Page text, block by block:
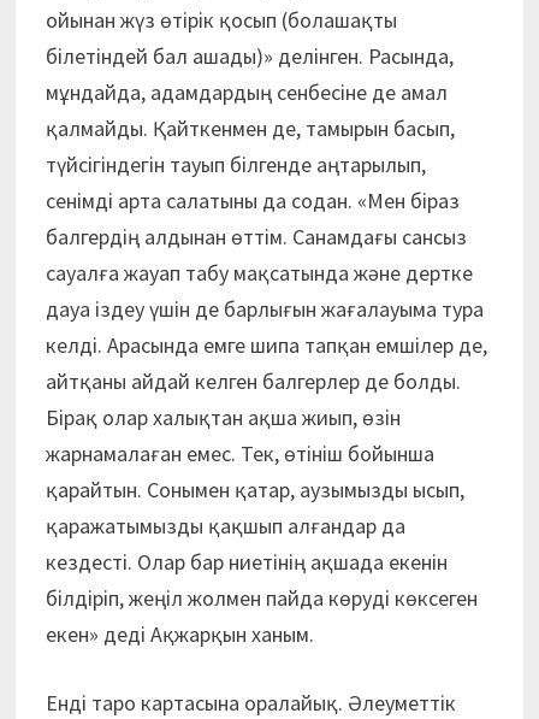
ойынан жүз өтірік қосып (болашақты
білетіндей бал ашады)» делінген. Расында,
мұндайда, адамдардың сенбесіне де амал
қалмайды. Қайткенмен де, тамырын басып,
түйсігіндегін тауып білгенде аңтарылып,
сенімді арта салатыны да содан. «Мен біраз
балгердің алдынан өттім. Санамдағы сансыз
сауалға жауап табу мақсатында және дертке
дауа іздеу үшін де барлығын жағалауыма тура
келді. Арасында емге шипа тапқан емшілер де,
айтқаны айдай келген балгерлер де болды.
Бірақ олар халықтан ақша жиып, өзін
жарнамалаған емес. Тек, өтініш бойынша
қарайтын. Сонымен қатар, аузымызды ысып,
қаражатымызды қақшып алғандар да
кездесті. Олар бар ниетінің ақшада екенін
білдіріп, жеңіл жолмен пайда көруді көксеген
екен» деді Ақжарқын ханым.
Енді таро картасына оралайық. Әлеуметтік